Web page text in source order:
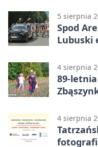
5 sierpnia
Spod
Lubuski
4 sierpnia
89-
4 sierpnia